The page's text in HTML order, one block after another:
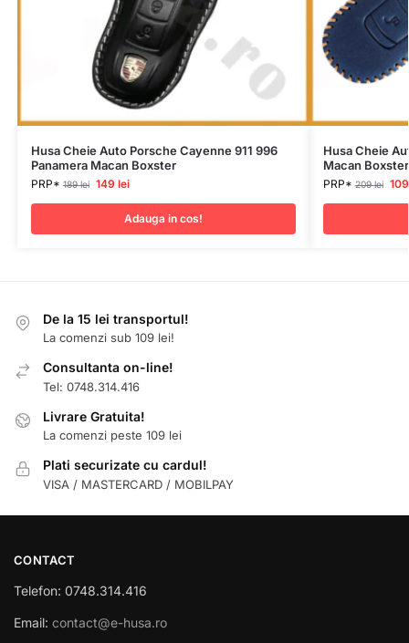
Husa Cheie Auto Porsche Cayenne 911 996
Panamera Macan Boxster
PRP*189lei 149 lei
Adauga in cos!
Husa Cheie
Macan Boxster
PRP*209lei
De la 15 lei transportul!
La comenzi sub 109 lei!
Consultanta on-line!
Tel: 0748.314.416
Livrare Gratuita!
La comenzi peste 109 lei
Plati securizate cu cardul!
VISA / MASTERCARD / MOBILPAY
CONTACT
Telefon: 0748.314.416
Email: contact@e-husa.ro